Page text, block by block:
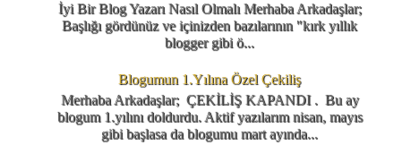
İyi Bir Blog Yazarı Nasıl Olmalı Merhaba Arkadaşlar;
Başlığı gördünüz ve içinizden bazılarının "kırk yıllık
blogger gibi ö...
Blogumun 1.Yılına Özel Çekiliş
Merhaba Arkadaşlar; ÇEKİLİŞ KAPANDI . Bu ay
blogum 1.yılını doldurdu. Aktif yazılarım nisan, mayıs
gibi başlasa da blogumu mart ayında...